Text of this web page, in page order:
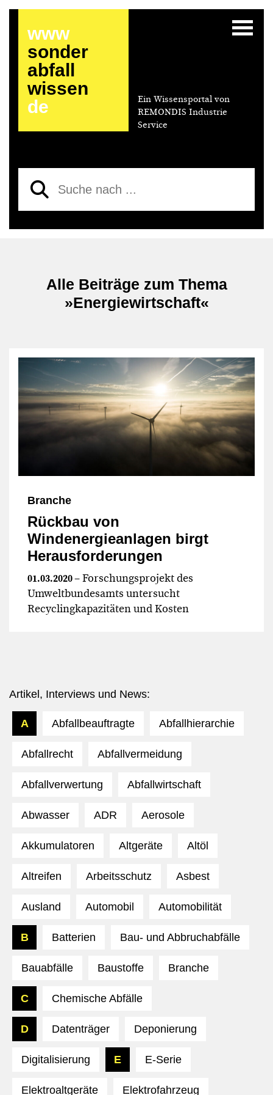
www
sonder
abfall
wissen
de
Ein Wissensportal von
REMONDIS Industrie
Service
Alle Beiträge zum Thema
»Energiewirtschaft«
Branche
Rückbau von
Windenergieanlagen birgt
Herausforderungen
01.03.2020– Forschungsprojekt des
Umweltbundesamts untersucht
Recyclingkapazitäten und Kosten
Artikel, Interviews und News:
A Abfallbeauftragte Abfallhierarchie
Abfallrecht Abfallvermeidung
Abfallverwertung Abfallwirtschaft
Abwasser ADR Aerosole
Akkumulatoren Altgeräte Altöl
Altreifen Arbeitsschutz Asbest
Ausland Automobil Automobilität
B Batterien Bau- und Abbruchabfälle
Bauabfälle Baustoffe Branche
C Chemische Abfälle
D Datenträger Deponierung
Digitalisierung E E-Serie
Elektroaltgeräte Elektrofahrzeug